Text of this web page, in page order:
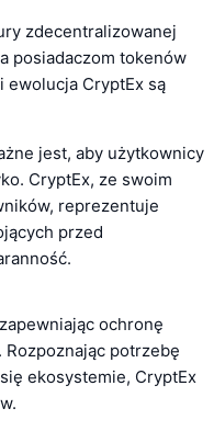
zdecentralizowanej
posiadaczom tokenów
ewolucja CryptEx są
jest, aby użytkownicy
CryptEx, ze swoim
reprezentuje
przed
ochronę
Rozpoznając potrzebę
ekosystemie, CryptEx